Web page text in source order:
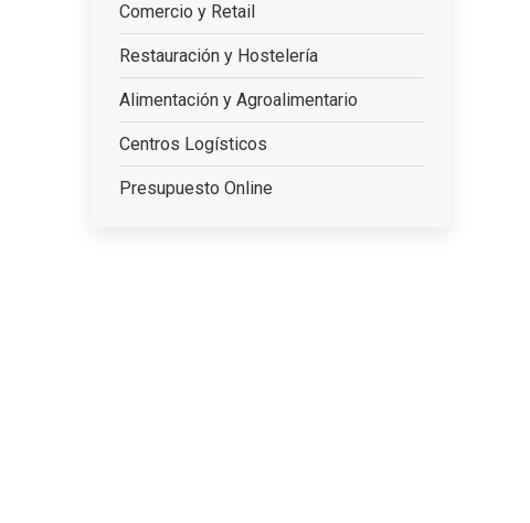
Comercio y Retail
Restauración y Hostelería
Alimentación y Agroalimentario
Centros Logísticos
Presupuesto Online